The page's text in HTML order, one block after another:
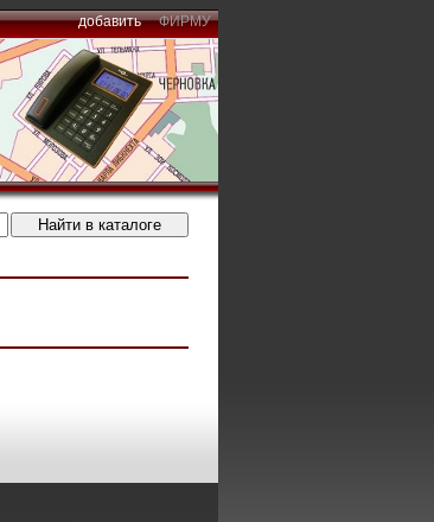
добавить ФИРМУ